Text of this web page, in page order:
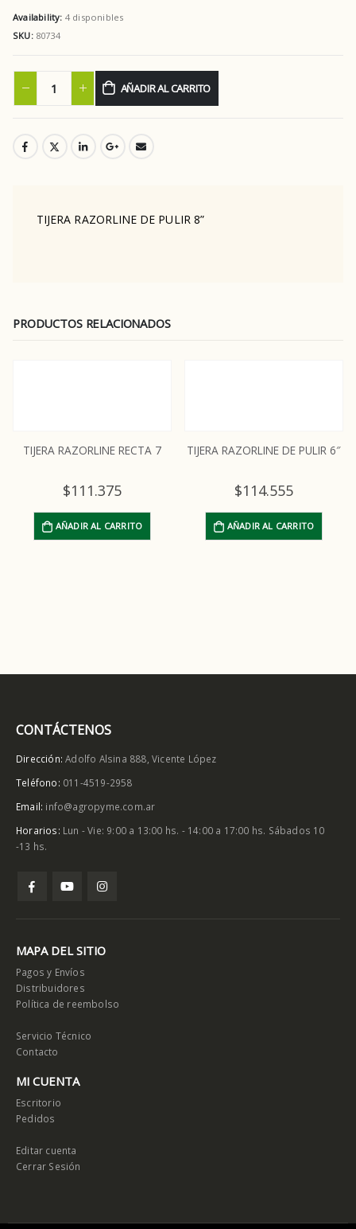
Availability: 4 disponibles
SKU: 80734
AÑADIR AL CARRITO
TIJERA RAZORLINE DE PULIR 8”
PRODUCTOS RELACIONADOS
TIJERA RAZORLINE RECTA 7
$111.375
AÑADIR AL CARRITO
TIJERA RAZORLINE DE PULIR 6″
$114.555
AÑADIR AL CARRITO
CONTÁCTENOS
Dirección: Adolfo Alsina 888, Vicente López
Teléfono: 011-4519-2958
Email: info@agropyme.com.ar
Horarios: Lun - Vie: 9:00 a 13:00 hs. - 14:00 a 17:00 hs. Sábados 10
-13 hs.
MAPA DEL SITIO
Pagos y Envíos
Distribuidores
Política de reembolso
Servicio Técnico
Contacto
MI CUENTA
Escritorio
Pedidos
Editar cuenta
Cerrar Sesión